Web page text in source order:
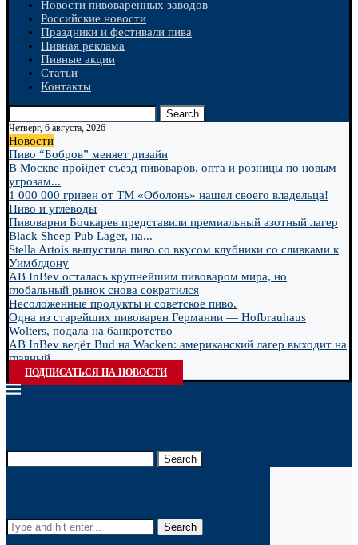
Новости пивоваренных заводов
Российские новости
Праздники и фестивали пива
Пивная реклама
Пивные акции
Статьи
Контакты
Search
Четверг, 6 августа, 2026
Новости
Пиво “Бобров” меняет дизайн
В Москве пройдет съезд пивоваров, опта и розницы по новым
угрозам...
1 000 000 гривен от ТМ «Оболонь» нашел своего владельца!
Пиво и углеводы
Пивоварни Бочкарев представили премиальный азотный лагер
Black Sheep Pub Lager, на...
Stella Artois выпустила пиво со вкусом клубники со сливками к
Уимблдону
AB InBev осталась крупнейшим пивоваром мира, но
глобальный рынок снова сократился
Несоложенные продукты и советское пиво.
Одна из старейших пивоварен Германии — Hofbrauhaus
Wolters, подала на банкротство
AB InBev ведёт Bud на Wacken: американский лагер выходит на
главный...
ПОДПИСАТЬСЯ НА НОВОСТИ
Search
Search